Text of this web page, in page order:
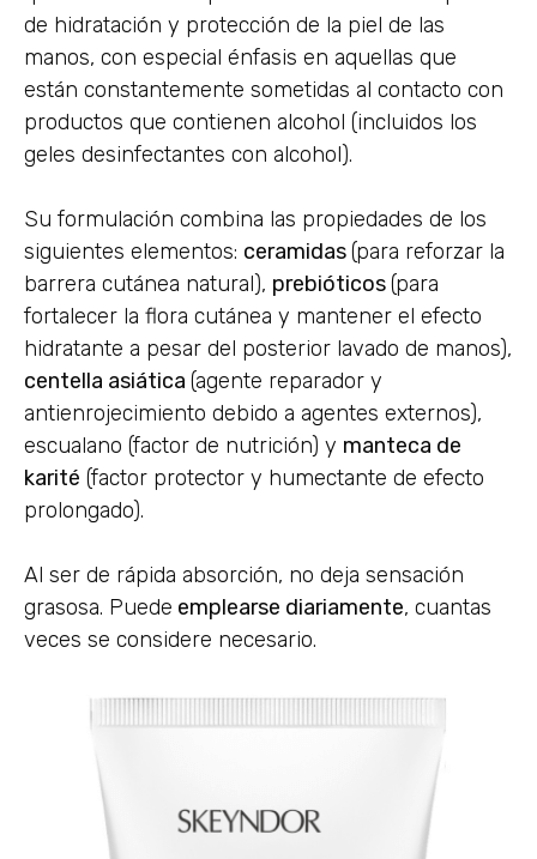
de hidratación y protección de la piel de las
manos, con especial énfasis en aquellas que
están constantemente sometidas al contacto con
productos que contienen alcohol (incluidos los
geles desinfectantes con alcohol).
Su formulación combina las propiedades de los
siguientes elementos: ceramidas(para reforzar la
barrera cutánea natural), prebióticos(para
fortalecer la flora cutánea y mantener el efecto
hidratante a pesar del posterior lavado de manos),
centella asiática (agente reparador y
antienrojecimiento debido a agentes externos),
escualano (factor de nutrición) y manteca de
karité (factor protector y humectante de efecto
prolongado).
Al ser de rápida absorción, no deja sensación
grasosa. Puede emplearse diariamente, cuantas
veces se considere necesario.